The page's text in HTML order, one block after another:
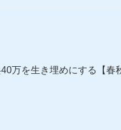
万を生き埋めにする【春